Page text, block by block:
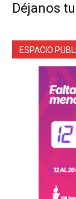
Déjanos
ESPACIO